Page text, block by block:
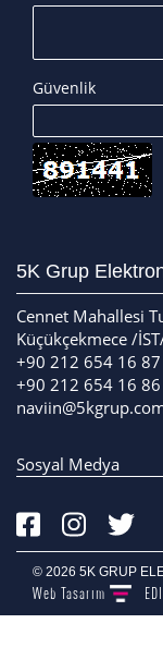
Güvenlik
5K Grup
Cennet Mahallesi
Küçükçekmece /
+90 212 654 16
+90 212 654 16 86
Sosyal Medya
© 2026 5K GRUP
Web Tasarım